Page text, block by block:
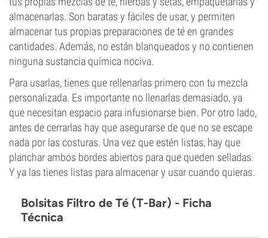
almacenarlas. Son baratas y fáciles de usar, y permiten
almacenar tus propias preparaciones de té en grandes
cantidades. Además, no están blanqueados y no contienen
ninguna sustancia química nociva.
Para usarlas, tienes que rellenarlas primero con tu mezcla
personalizada. Es importante no llenarlas demasiado, ya
que necesitan espacio para infusionarse bien. Por otro lado,
antes de cerrarlas hay que asegurarse de que no se escape
nada por las costuras. Una vez que estén listas, hay que
planchar ambos bordes abiertos para que queden selladas.
Y ya las tienes listas para almacenar y usar cuando quieras.
Bolsitas Filtro de Té (T-Bar) - Ficha
Técnica